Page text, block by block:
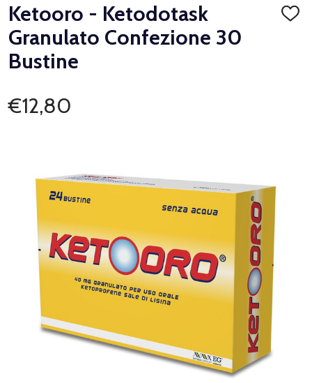
Ketooro - Ketodotask
Granulato Confezione 30
Bustine
€12,80